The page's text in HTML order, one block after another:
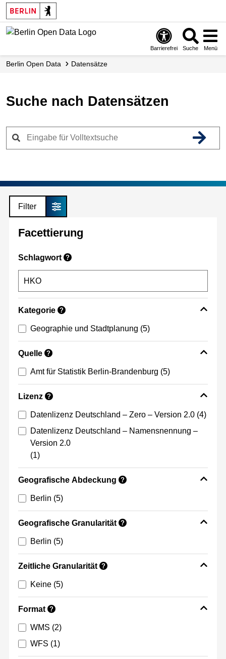
Skip
to
main
Barrierefrei Suche Menü
Berlin Open Data Datensätze
Suche nach Datensätzen
Filter
Facettierung
Schlagwort ?
Kategorie ?
Geographie und Stadtplanung (5)
Quelle ?
Amt für Statistik Berlin-Brandenburg (5)
Lizenz ?
Datenlizenz Deutschland – Zero – Version 2.0 (4)
Datenlizenz Deutschland – Namensnennung –
Version 2.0
(1)
Geografische Abdeckung ?
Berlin (5)
Geografische Granularität ?
Berlin (5)
Zeitliche Granularität ?
Keine (5)
Format ?
WMS (2)
WFS (1)